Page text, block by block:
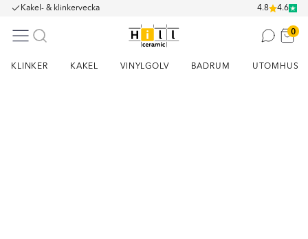
Kakel- & klinkervecka 4.8 4.6
0
KLINKER KAKEL VINYLGOLV BADRUM UTOMHUS